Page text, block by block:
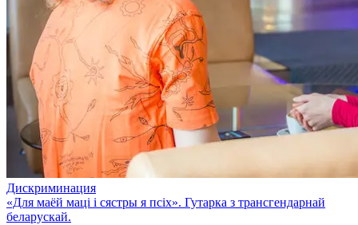
Дискриминация
«Для маёй маці і сястры я псіх». Гутарка з трансгендарнай
беларускай.